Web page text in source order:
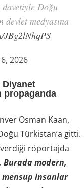
Doğu
medyasına
2026
Diyanet
propaganda
Osman Kaan,
Türkistan’a gitti.
verdiği röportajda
Burada modern,
insanlar